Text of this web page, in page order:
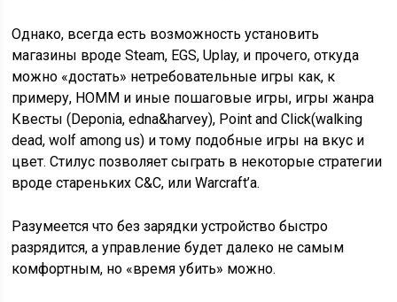
Однако, всегда есть возможность установить
магазины вроде Steam, EGS, Uplay, и прочего, откуда
можно «достать» нетребовательные игры как, к
примеру, HOMM и иные пошаговые игры, игры жанра
Квесты (Deponia, edna&harvey), Point and Click(walking
dead, wolf among us) и тому подобные игры на вкус и
цвет. Стилус позволяет сыграть в некоторые стратегии
вроде стареньких C&C, или Warcraft’a.
Разумеется что без зарядки устройство быстро
разрядится, а управление будет далеко не самым
комфортным, но «время убить» можно.